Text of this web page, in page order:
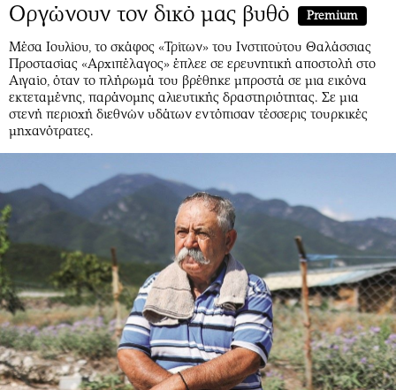
Οργώνουν τον δικό μας βυθό Premium
Μέσα Ιουλίου, το σκάφος «Τρίτων» του Ινστιτούτου Θαλάσσιας
Προστασίας «Αρχιπέλαγος» έπλεε σε ερευνητική αποστολή στο
Αιγαίο, όταν το πλήρωμά του βρέθηκε μπροστά σε μια εικόνα
εκτεταμένης, παράνομης αλιευτικής δραστηριότητας. Σε μια
στενή περιοχή διεθνών υδάτων εντόπισαν τέσσερις τουρκικές
μηχανότρατες.